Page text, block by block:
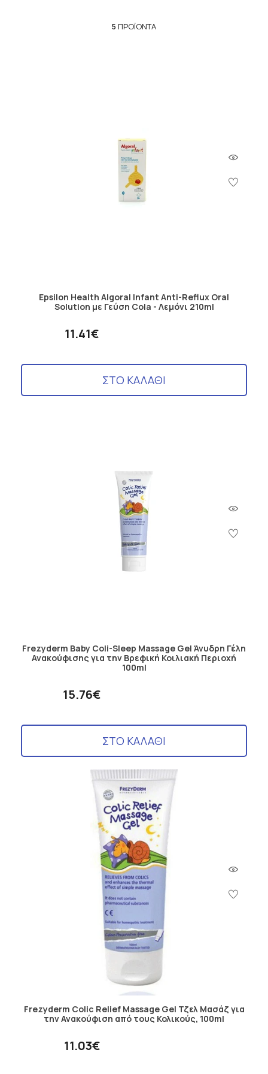
5 ΠΡΟΪΌΝΤΑ
Epsilon Health Algoral Infant Anti-Reflux Oral
Solution με Γεύση Cola - Λεμόνι 210ml
11.41€
ΣΤΟ ΚΑΛΑΘΙ
Frezyderm Baby Coli-Sleep Massage Gel Άνυδρη Γέλη
Ανακούφισης για την Βρεφική Κοιλιακή Περιοχή
100ml
15.76€
ΣΤΟ ΚΑΛΑΘΙ
Frezyderm Colic Relief Massage Gel Τζελ Μασάζ για
την Ανακούφιση από τους Κολικούς, 100ml
11.03€